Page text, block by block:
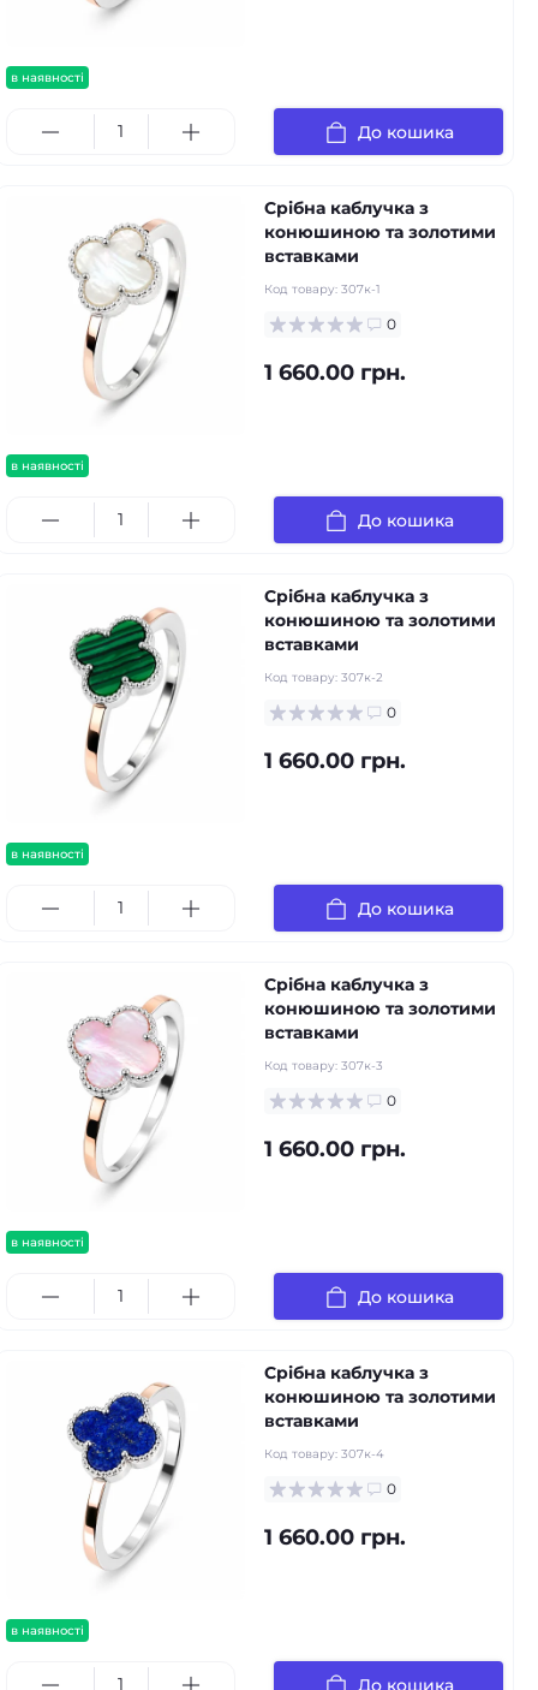
в наявності
До кошика
в наявності
Срібна каблучка з
конюшиною та золотими
вставками
Код товару: 307к-1
0
1 660.00 грн.
До кошика
в наявності
Срібна каблучка з
конюшиною та золотими
вставками
Код товару: 307к-2
0
1 660.00 грн.
До кошика
в наявності
Срібна каблучка з
конюшиною та золотими
вставками
Код товару: 307к-3
0
1 660.00 грн.
До кошика
в наявності
Срібна каблучка з
конюшиною та золотими
вставками
Код товару: 307к-4
0
1 660.00 грн.
До кошика